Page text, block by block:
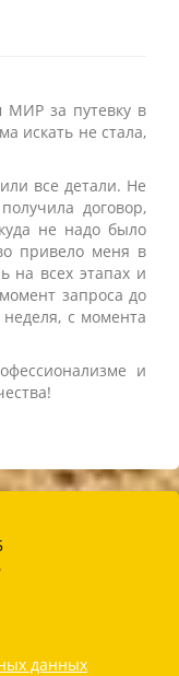
МИР за путевку в
искать не стала,
все детали. Не
договор,
не надо было
привело меня в
на всех этапах и
запроса до
с момента
и
данных